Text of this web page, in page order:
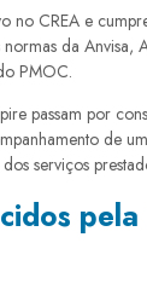
no CREA e
da Anvisa,
PMOC.
passam por
de
serviços